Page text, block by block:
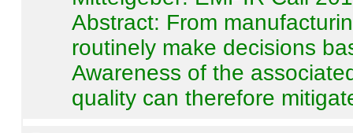
Abstract: From
routinely make decisions
Awareness of the
quality can therefore